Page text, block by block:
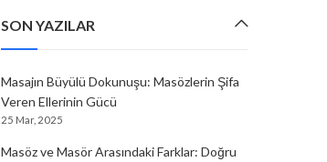
SON YAZILAR
Masajın Büyülü Dokunuşu: Masözlerin Şifa
Veren Ellerinin Gücü
25 Mar, 2025
Masöz ve Masör Arasındaki Farklar: Doğru